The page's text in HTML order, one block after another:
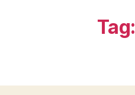
Tag: